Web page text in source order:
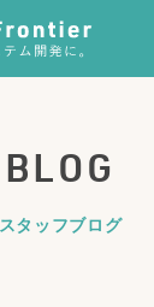
BLOG
スタッフブログ